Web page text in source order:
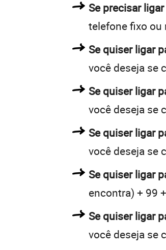
Se precisar
telefone fixo ou
Se quiser ligar
você deseja se
Se quiser ligar
você deseja se
Se quiser ligar
você deseja se
Se quiser ligar
encontra) + 99
Se quiser ligar
você deseja se